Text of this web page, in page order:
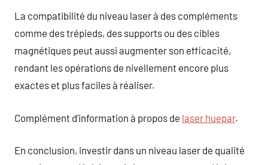
La compatibilité du niveau laser à des compléments
comme des trépieds, des supports ou des cibles
magnétiques peut aussi augmenter son efficacité,
rendant les opérations de nivellement encore plus
exactes et plus faciles à réaliser.
Complément d’information à propos de laser huepar.
En conclusion, investir dans un niveau laser de qualité